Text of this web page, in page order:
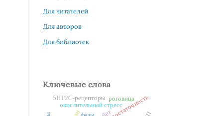
Для читателей
Для авторов
Для библиотек
Ключевые слова
окислительный стресс
роговица
5НТ2С-рецепторы